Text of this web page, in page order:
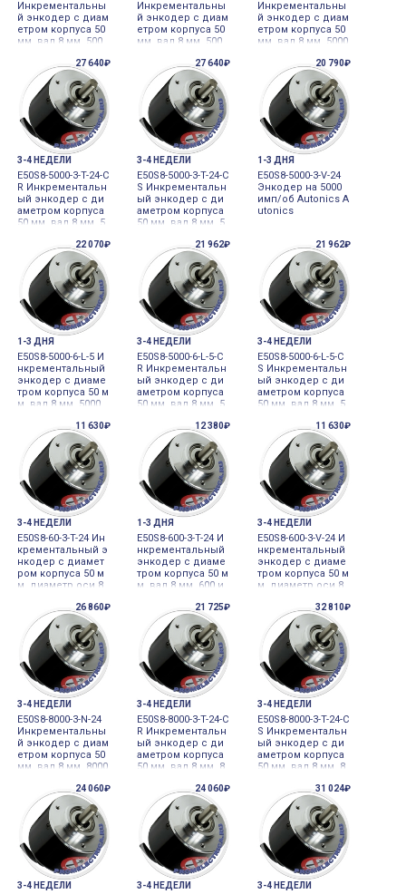
Инкрементальны
й энкодер с диам
етром корпуса 50
мм, вал 8 мм, 500
ne Driver, 5VDC, Au
tonics
Инкрементальны
й энкодер с диам
етром корпуса 50
мм, вал 8 мм, 500
ne Driver, 5VDC, Au
tonics
Инкрементальны
й энкодер с диам
етром корпуса 50
мм, вал 8 мм, 5000
tem pole, 24VDC A
utonics
27 640₽
3-4 НЕДЕЛИ
E50S8-5000-3-T-24-C
R Инкрементальн
ый энкодер с ди
аметром корпуса
50 мм, вал 8 мм, 5
д Totem pole, 24V
DC Autonics
27 640₽
3-4 НЕДЕЛИ
E50S8-5000-3-T-24-C
S Инкрементальн
ый энкодер с ди
аметром корпуса
50 мм, вал 8 мм, 5
д Totem pole, 24V
DC Autonics
20 790₽
1-3 ДНЯ
E50S8-5000-3-V-24
Энкодер на 5000
имп/об Autonics A
utonics
22 070₽
1-3 ДНЯ
E50S8-5000-6-L-5 И
нкрементальный
энкодер с диаме
тром корпуса 50 м
м, вал 8 мм, 5000
ne Driver, 5VDC Aut
onics
21 962₽
3-4 НЕДЕЛИ
E50S8-5000-6-L-5-C
R Инкрементальн
ый энкодер с ди
аметром корпуса
50 мм, вал 8 мм, 5
д Line Driver, 5VDC
Autonics
21 962₽
3-4 НЕДЕЛИ
E50S8-5000-6-L-5-C
S Инкрементальн
ый энкодер с ди
аметром корпуса
50 мм, вал 8 мм, 5
д Line Driver, 5VDC
Autonics
11 630₽
3-4 НЕДЕЛИ
E50S8-60-3-T-24 Ин
крементальный э
нкодер с диамет
ром корпуса 50 м
м, диаметр оси 8
VDC Autonics
12 380₽
1-3 ДНЯ
E50S8-600-3-T-24 И
нкрементальный
энкодер с диаме
тром корпуса 50 м
м, вал 8 мм, 600 и
em Pole, 24VDC A
utonics
11 630₽
3-4 НЕДЕЛИ
E50S8-600-3-V-24 И
нкрементальный
энкодер с диаме
тром корпуса 50 м
м, диаметр оси 8
4VDC Autonics
26 860₽
3-4 НЕДЕЛИ
E50S8-8000-3-N-24
Инкрементальны
й энкодер с диам
етром корпуса 50
мм, вал 8 мм, 8000
PN, 24VDC Autonic
21 725₽
3-4 НЕДЕЛИ
E50S8-8000-3-T-24-C
R Инкрементальн
ый энкодер с ди
аметром корпуса
50 мм, вал 8 мм, 8
д Totem pole, 24V
DC Autonics
32 810₽
3-4 НЕДЕЛИ
E50S8-8000-3-T-24-C
S Инкрементальн
ый энкодер с ди
аметром корпуса
50 мм, вал 8 мм, 8
д Totem pole, 24V
DC Autonics
24 060₽
3-4 НЕДЕЛИ
24 060₽
3-4 НЕДЕЛИ
31 024₽
3-4 НЕДЕЛИ